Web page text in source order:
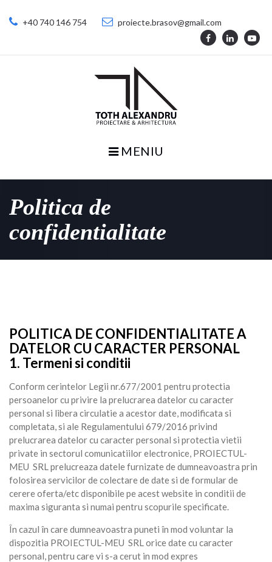
+40 740 146 754 proiecte.brasov@gmail.com
MENIU
Politica de
confidentialitate
POLITICA DE CONFIDENTIALITATE A
DATELOR CU CARACTER PERSONAL
1. Termeni si conditii
Conform cerintelor Legii nr.677/2001 pentru protectia
persoanelor cu privire la prelucrarea datelor cu caracter
personal si libera circulatie a acestor date, modificata si
completata, si ale Regulamentului 679/2016 privind
prelucrarea datelor cu caracter personal si protectia vietii
private in sectorul comunicatiilor electronice, PROIECTUL-
MEU SRL prelucreaza datele furnizate de dumneavoastra prin
folosirea servicilor de colectare de date si de formular de
cerere oferta/etc disponibile pe acest website in conditii de
maxima siguranta si numai pentru scopurile specificate.
În cazul în care dumneavoastra puneti în mod voluntar la
dispozitia PROIECTUL-MEU SRL orice date cu caracter
personal, pentru care vi s-a cerut in mod expres